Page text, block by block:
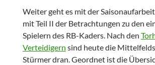
Weiter geht es mit der
mit Teil II der Betrachtungen zu den
Spielern des RB-Kaders. Nach den
Verteidigern sind heute die
Stürmer dran. Geordnet ist die